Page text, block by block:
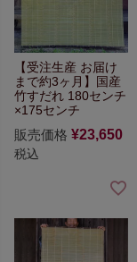
【受注生産 お届け
まで約3ヶ月】
国産
竹すだれ 180センチ
×175センチ
販売価格 ¥23,650
税込